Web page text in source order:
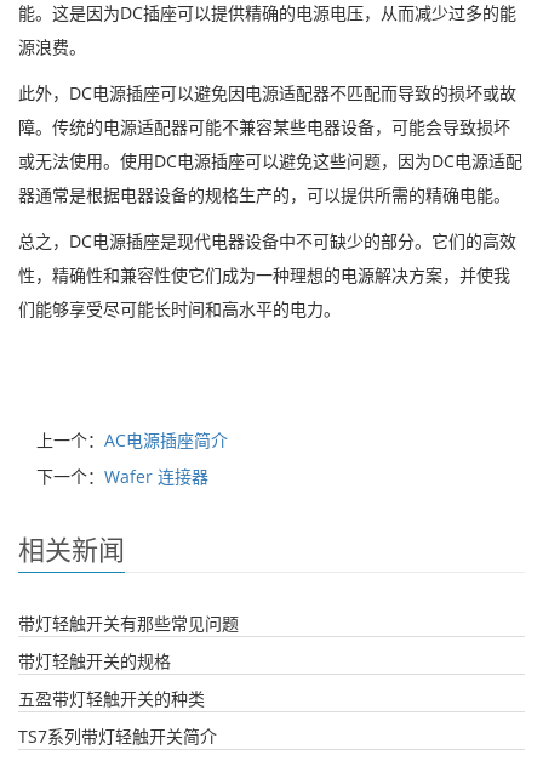
能。这是因为DC插座可以提供精确的电源电压，从而减少过多的能
源浪费。
此外，DC电源插座可以避免因电源适配器不匹配而导致的损坏或故
障。传统的电源适配器可能不兼容某些电器设备，可能会导致损坏
或无法使用。使用DC电源插座可以避免这些问题，因为DC电源适配
器通常是根据电器设备的规格生产的，可以提供所需的精确电能。
总之，DC电源插座是现代电器设备中不可缺少的部分。它们的高效
性，精确性和兼容性使它们成为一种理想的电源解决方案，并使我
们能够享受尽可能长时间和高水平的电力。
上一个： AC电源插座简介
下一个： Wafer 连接器
相关新闻
带灯轻触开关有那些常见问题
带灯轻触开关的规格
五盈带灯轻触开关的种类
TS7系列带灯轻触开关简介